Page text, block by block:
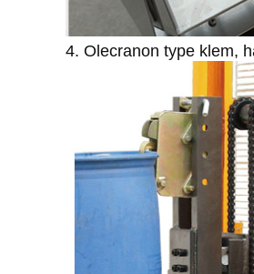
4. Olecranon type klem,